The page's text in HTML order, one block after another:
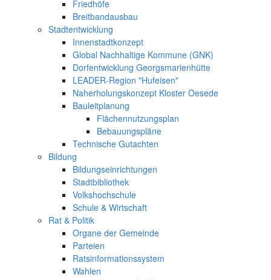
Friedhöfe
Breitbandausbau
Stadtentwicklung
Innenstadtkonzept
Global Nachhaltige Kommune (GNK)
Dorfentwicklung Georgsmarienhütte
LEADER-Region "Hufeisen"
Naherholungskonzept Kloster Oesede
Bauleitplanung
Flächennutzungsplan
Bebauungspläne
Technische Gutachten
Bildung
Bildungseinrichtungen
Stadtbibliothek
Volkshochschule
Schule & Wirtschaft
Rat & Politik
Organe der Gemeinde
Parteien
Ratsinformationssystem
Wahlen